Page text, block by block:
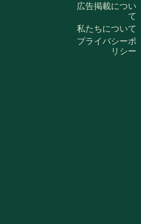
広告掲載につい
て
私たちについて
プライバシーポ
リシー